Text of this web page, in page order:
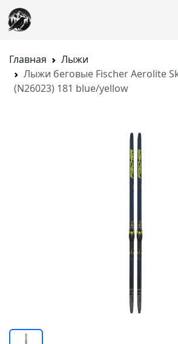
Главная
Лыжи
Лыжи беговые Fischer Aerolite
(N26023) 181 blue/yellow